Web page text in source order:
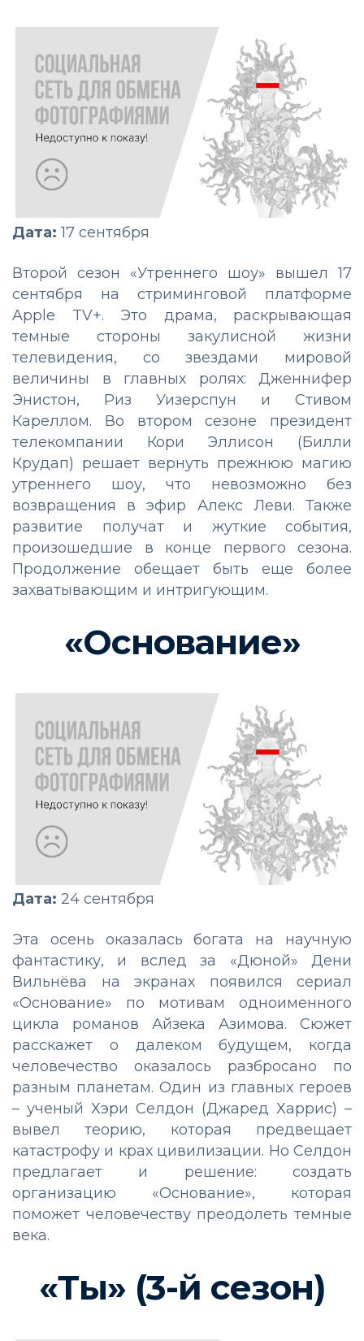
Дата: 17 сентября
Второй сезон «Утреннего шоу» вышел 17
сентября на стриминговой платформе
Apple TV+. Это драма, раскрывающая
темные стороны закулисной жизни
телевидения, со звездами мировой
величины в главных ролях: Дженнифер
Энистон, Риз Уизерспун и Стивом
Кареллом. Во втором сезоне президент
телекомпании Кори Эллисон (Билли
Крудап) решает вернуть прежнюю магию
утреннего шоу, что невозможно без
возвращения в эфир Алекс Леви. Также
развитие получат и жуткие события,
произошедшие в конце первого сезона.
Продолжение обещает быть еще более
захватывающим и интригующим.
«Основание»
Дата: 24 сентября
Эта осень оказалась богата на научную
фантастику, и вслед за «Дюной» Дени
Вильнёва на экранах появился сериал
«Основание» по мотивам одноименного
цикла романов Айзека Азимова. Сюжет
расскажет о далеком будущем, когда
человечество оказалось разбросано по
разным планетам. Один из главных героев
– ученый Хэри Селдон (Джаред Харрис) –
вывел теорию, которая предвещает
катастрофу и крах цивилизации. Но Селдон
предлагает и решение: создать
организацию «Основание», которая
поможет человечеству преодолеть темные
века.
«Ты» (3-й сезон)